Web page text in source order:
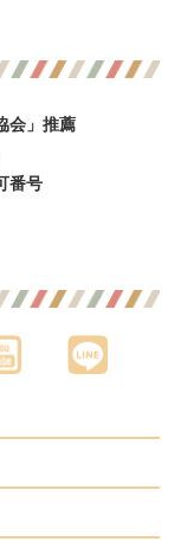
会」推薦
番号